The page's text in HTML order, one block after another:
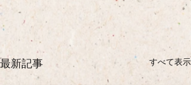
最新記事 すべて表示